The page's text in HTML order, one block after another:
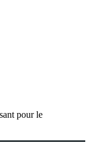
pour le